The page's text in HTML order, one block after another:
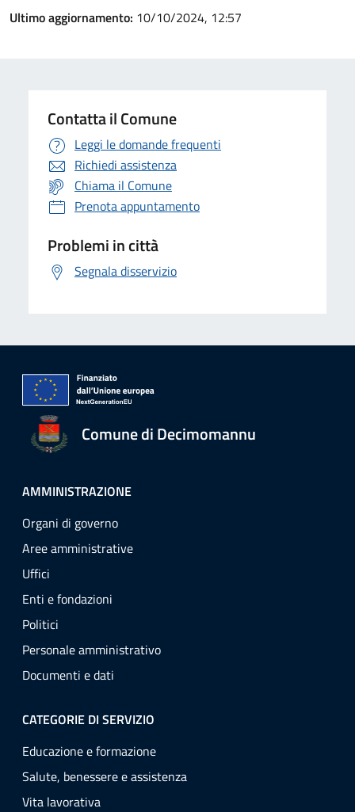
Ultimo aggiornamento: 10/10/2024, 12:57
Contatta il Comune
Leggi le domande frequenti
Richiedi assistenza
Chiama il Comune
Prenota appuntamento
Problemi in città
Segnala disservizio
Comune di Decimomannu
AMMINISTRAZIONE
Organi di governo
Aree amministrative
Uffici
Enti e fondazioni
Politici
Personale amministrativo
Documenti e dati
CATEGORIE DI SERVIZIO
Educazione e formazione
Salute, benessere e assistenza
Vita lavorativa